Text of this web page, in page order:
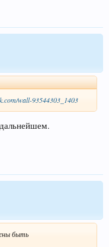
wall-93544303_1403
быть